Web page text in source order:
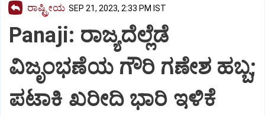
ರಾಷ್ಟ್ರೀಯ SEP 21, 2023, 2:33 PM IST
Panaji: ರಾಜ್ಯದೆಲ್ಲೆಡೆ
ವಿಜೃಂಭಣೆಯ ಗೌರಿ ಗಣೇಶ ಹಬ್ಬ;
ಪಟಾಕಿ ಖರೀದಿ ಭಾರಿ ಇಳಿಕೆ